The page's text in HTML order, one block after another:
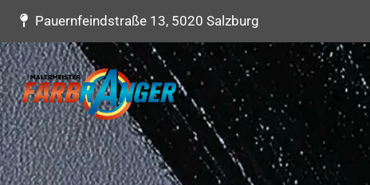
 Pauernfeindstraße 13, 5020 Salzburg